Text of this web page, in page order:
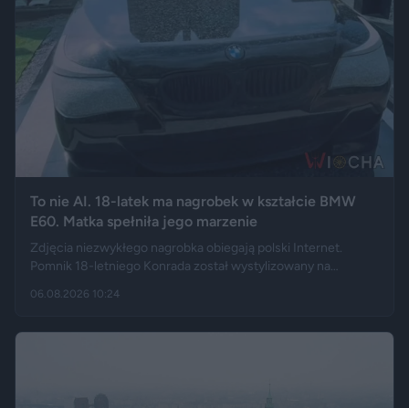
To nie AI. 18-latek ma nagrobek w kształcie BMW
E60. Matka spełniła jego marzenie
Zdjęcia niezwykłego nagrobka obiegają polski Internet.
Pomnik 18-letniego Konrada został wystylizowany na
logo marki, a nawet elementy przypominające układ
06.08.2026 10:24